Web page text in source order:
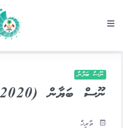
ނޫސް ބަޔާން
ނޫސް ބަޔާން (17.09.2020)
ތާރީޚް